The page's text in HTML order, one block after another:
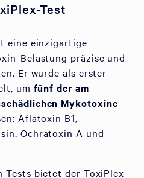
Test
eine einzigartige
Belastung präzise und
Er wurde als erster
um fünf der am
Mykotoxine
Aflatoxin B1,
Ochratoxin A und
Tests bietet der ToxiPlex-